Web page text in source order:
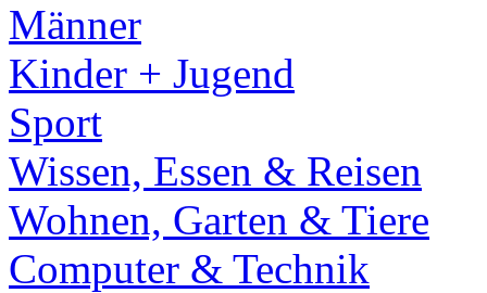
Männer
Kinder + Jugend
Sport
Wissen, Essen & Reisen
Wohnen, Garten & Tiere
Computer & Technik